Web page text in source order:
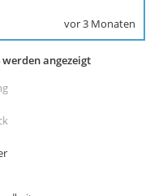
vor 3 Monaten
werden angezeigt